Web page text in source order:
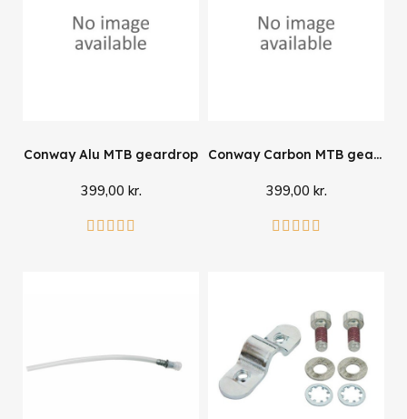
Conway Alu MTB geardrop
399,00 kr.
    
Conway Carbon MTB geardrop
399,00 kr.
    